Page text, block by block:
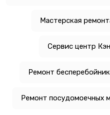
Мастерская
Сервис центр
Ремонт
Ремонт посудомоечных